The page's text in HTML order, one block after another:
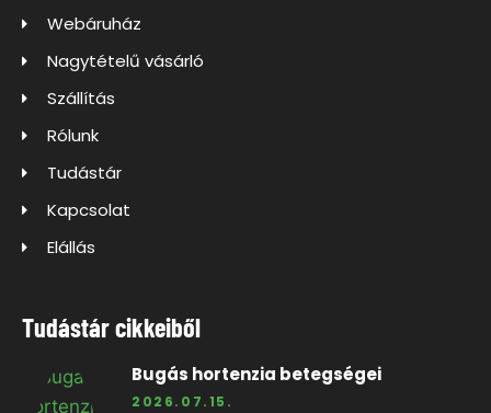
Webáruház
Nagytételű vásárló
Szállítás
Rólunk
Tudástár
Kapcsolat
Elállás
Tudástár cikkeiből
Bugás hortenzia betegségei
2026.07.15.